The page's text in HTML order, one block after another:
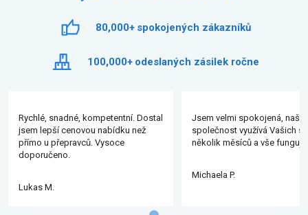
80,000+ spokojených zákazníků
100,000+ odeslaných zásilek ročne
Rychlé, snadné, kompetentní. Dostal
jsem lepší cenovou nabídku než
přímo u přepravců. Vysoce
doporučeno.
Lukas M.
Jsem velmi spokojená, naše
společnost využívá Vašich
několik měsíců a vše funguje.
Michaela P.